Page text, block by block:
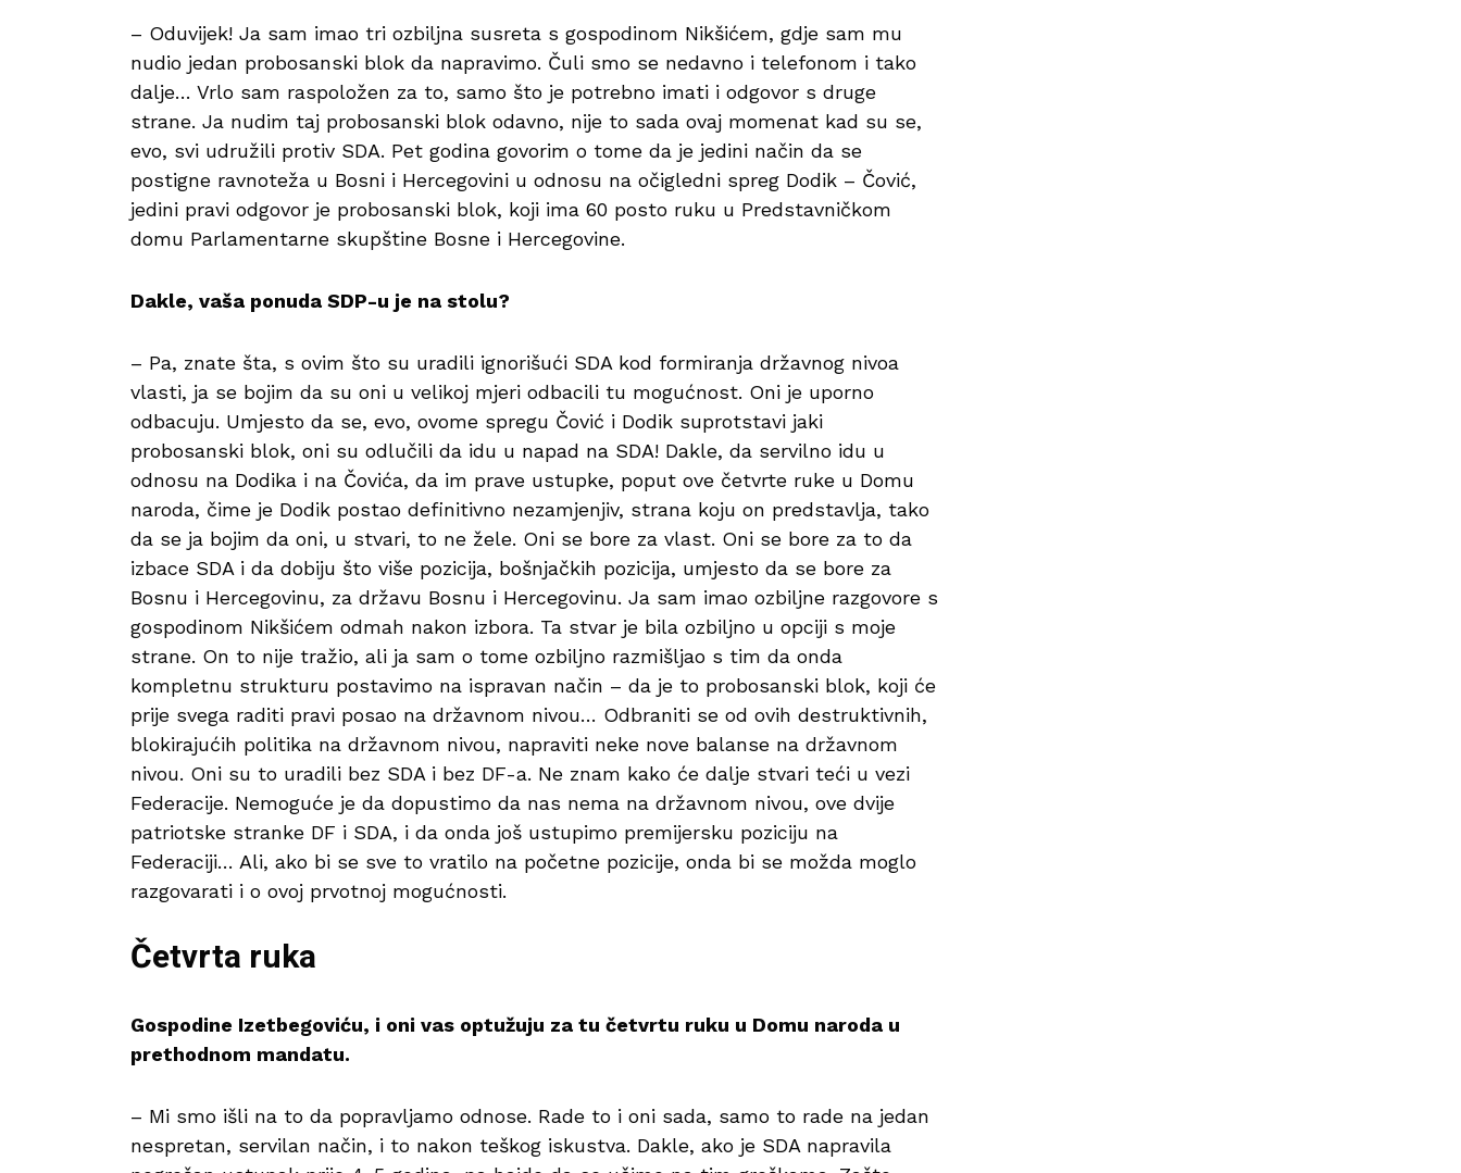
– Oduvijek! Ja sam imao tri ozbiljna susreta s gospodinom Nikšićem, gdje sam mu
nudio jedan probosanski blok da napravimo. Čuli smo se nedavno i telefonom i tako
dalje… Vrlo sam raspoložen za to, samo što je potrebno imati i odgovor s druge
strane. Ja nudim taj probosanski blok odavno, nije to sada ovaj momenat kad su se,
evo, svi udružili protiv SDA. Pet godina govorim o tome da je jedini način da se
postigne ravnoteža u Bosni i Hercegovini u odnosu na očigledni spreg Dodik – Čović,
jedini pravi odgovor je probosanski blok, koji ima 60 posto ruku u Predstavničkom
domu Parlamentarne skupštine Bosne i Hercegovine.
Dakle, vaša ponuda SDP-u je na stolu?
– Pa, znate šta, s ovim što su uradili ignorišući SDA kod formiranja državnog nivoa
vlasti, ja se bojim da su oni u velikoj mjeri odbacili tu mogućnost. Oni je uporno
odbacuju. Umjesto da se, evo, ovome spregu Čović i Dodik suprotstavi jaki
probosanski blok, oni su odlučili da idu u napad na SDA! Dakle, da servilno idu u
odnosu na Dodika i na Čovića, da im prave ustupke, poput ove četvrte ruke u Domu
naroda, čime je Dodik postao definitivno nezamjenjiv, strana koju on predstavlja, tako
da se ja bojim da oni, u stvari, to ne žele. Oni se bore za vlast. Oni se bore za to da
izbace SDA i da dobiju što više pozicija, bošnjačkih pozicija, umjesto da se bore za
Bosnu i Hercegovinu, za državu Bosnu i Hercegovinu. Ja sam imao ozbiljne razgovore s
gospodinom Nikšićem odmah nakon izbora. Ta stvar je bila ozbiljno u opciji s moje
strane. On to nije tražio, ali ja sam o tome ozbiljno razmišljao s tim da onda
kompletnu strukturu postavimo na ispravan način – da je to probosanski blok, koji će
prije svega raditi pravi posao na državnom nivou… Odbraniti se od ovih destruktivnih,
blokirajućih politika na državnom nivou, napraviti neke nove balanse na državnom
nivou. Oni su to uradili bez SDA i bez DF-a. Ne znam kako će dalje stvari teći u vezi
Federacije. Nemoguće je da dopustimo da nas nema na državnom nivou, ove dvije
patriotske stranke DF i SDA, i da onda još ustupimo premijersku poziciju na
Federaciji… Ali, ako bi se sve to vratilo na početne pozicije, onda bi se možda moglo
razgovarati i o ovoj prvotnoj mogućnosti.
Četvrta ruka
Gospodine Izetbegoviću, i oni vas optužuju za tu četvrtu ruku u Domu naroda u
prethodnom mandatu.
– Mi smo išli na to da popravljamo odnose. Rade to i oni sada, samo to rade na jedan
nespretan, servilan način, i to nakon teškog iskustva. Dakle, ako je SDA napravila